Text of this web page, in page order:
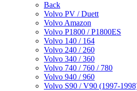
Back
Volvo PV / Duett
Volvo Amazon
Volvo P1800 / P1800ES
Volvo 140 / 164
Volvo 240 / 260
Volvo 340 / 360
Volvo 740 / 760 / 780
Volvo 940 / 960
Volvo S90 / V90 (1997-